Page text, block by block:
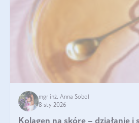
mgr inż. Anna Sobol
8 sty 2026